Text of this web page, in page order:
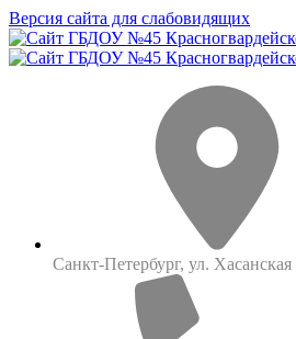
Версия сайта для слабовидящих
Санкт-Петербург, ул.